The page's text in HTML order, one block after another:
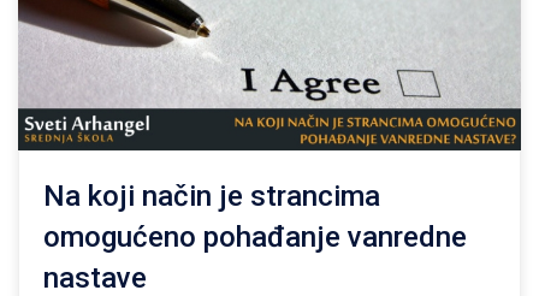
Na koji način je strancima
omogućeno pohađanje vanredne
nastave